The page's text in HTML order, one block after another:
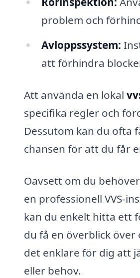
problem och
Avloppssystem:
att förhindra
Att använda en lokal
specifika regler och
Dessutom kan du ofta
chansen för att du får
Oavsett om du
en professionell VVS-
kan du enkelt hitta ett
du få en överblick
det enklare för dig att
eller behov.